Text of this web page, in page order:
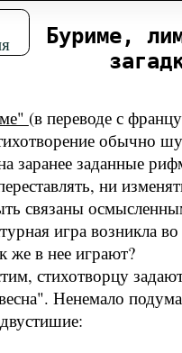
Буриме,
(в переводе с
обычно
заранее заданные
ни
связаны
игра возникла
в нее играют?
стихотворцу
Ненемало